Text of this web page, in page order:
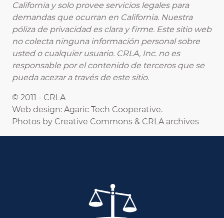
California y solo provee servicios legales para
demandas que ocurran en California. Nuestra
póliza de privacidad es clara y firme. Este sitio web
no colecta ninguna información personal sobre
usted o cualquier usuario. CRLA, Inc. no es
responsable por el contenido de terceros que se
pueda acezar a través de este sitio.
© 2011 - CRLA
Web design: Agaric Tech Cooperative.
Photos by Creative Commons & CRLA archives